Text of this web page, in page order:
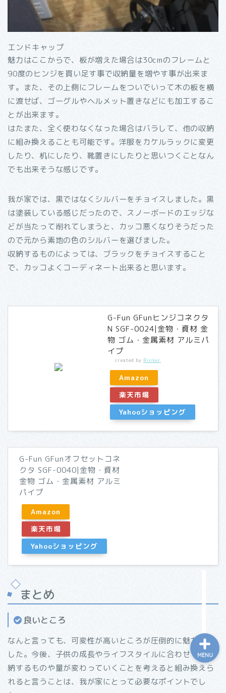
エンドキャップ
魅力はここからで、板が増えた場合は30cmのフレームと
90度のヒンジを買い足す事で収納量を増やす事が出来ま
す。また、その上側にフレームをついでいって木の板を横
に渡せば、ゴーグルやヘルメット置きなどにも加工するこ
とが出来ます。
はたまた、全く使わなくなった場合はバラして、他の収納
に組み換えることも可能です。洋服をカケルラックに変更
したり、机にしたり、靴置きにしたりと思いつくことなん
でも出来そうな感じです。
我が家では、黒ではなくシルバーをチョイスしました。黒
は塗装している感じだったので、スノーボードのエッジな
どが当たって削れてしまうと、カッコ悪くなりそうだった
ので元から素地の色のシルバーを選びました。
収納するものによっては、ブラックをチョイスすること
で、カッコよくコーディネート出来ると思います。
G-Fun GFunヒンジコネクタ
N SGF-0024|金物・資材 金
物 ゴム・金属素材 アルミパ
イプ
created by Rinker
Amazon
楽天市場
Yahooショッピング
G-Fun GFunオフセットコネ
クタ SGF-0040|金物・資材
金物 ゴム・金属素材 アルミ
パイプ
Amazon
楽天市場
Yahooショッピング
まとめ
良いところ
なんと言っても、可変性が高いところが圧倒的に魅力的で
した。今後、子供の成長やライフスタイルに合わせて、収
納するものや量が変わっていくことを考えると組み換えら
れると言うことは、我が家にとって必要なポイントでし
MENU
【レビュー】万年筆インク
「リショップナビ」はこん
効果・選び方まとめ
リフォーム会社紹介サイト